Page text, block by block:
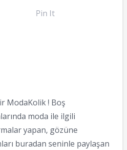
Pin It
ModaKolik ! Boş
moda ile ilgili
yapan, gözüne
buradan seninle paylaşan